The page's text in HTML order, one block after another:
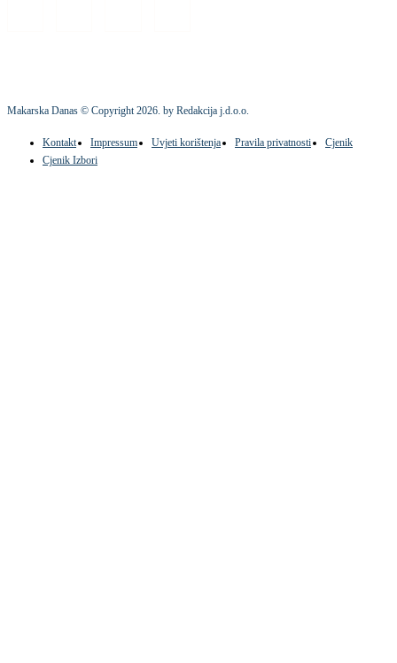
Makarska Danas © Copyright2026. by Redakcija j.d.o.o.
Kontakt Impressum Uvjeti korištenja Pravila privatnosti
Cjenik
Cjenik Izbori